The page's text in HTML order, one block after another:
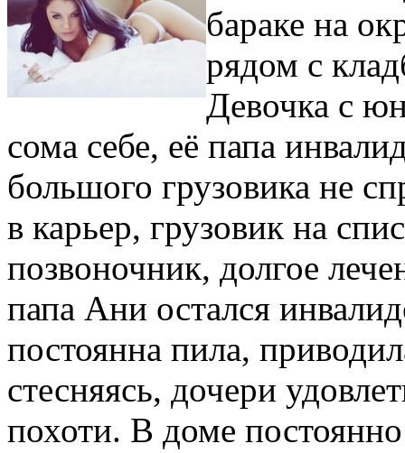
бараке на
рядом с
Девочка с
сома себе, её папа
большого грузовика не
в карьер, грузовик на
позвоночник, долгое
папа Ани остался
постоянна пила,
стесняясь, дочери
похоти. В доме